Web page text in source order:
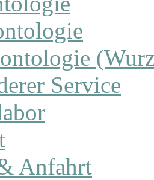
Service
Anfahrt